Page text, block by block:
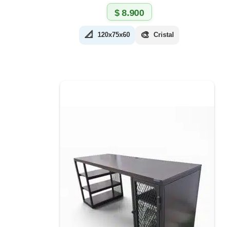
$8.900
📐 120x75x60 🎨 Cristal